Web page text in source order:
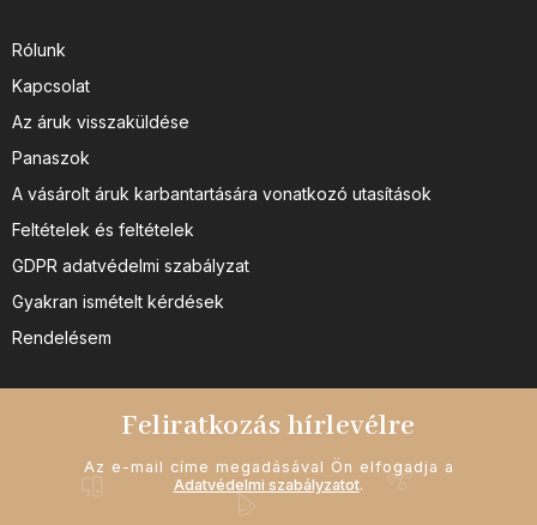
Rólunk
Kapcsolat
Az áruk visszaküldése
Panaszok
A vásárolt áruk karbantartására vonatkozó utasítások
Feltételek és feltételek
GDPR adatvédelmi szabályzat
Gyakran ismételt kérdések
Rendelésem
Feliratkozás hírlevélre
Az e-mail címe megadásával Ön elfogadja a
Adatvédelmi szabályzatot.